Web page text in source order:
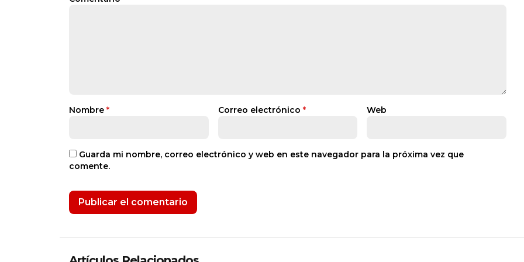
Nombre * Correo electrónico * Web
Guarda mi nombre, correo electrónico y web en este navegador para la próxima vez que
comente.